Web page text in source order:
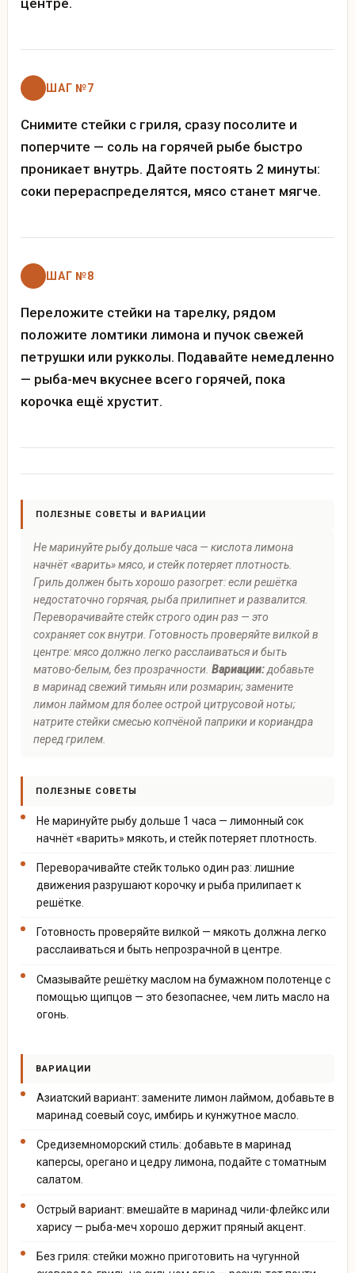
центре.
ШАГ №7
Снимите стейки с гриля, сразу посолите и
поперчите — соль на горячей рыбе быстро
проникает внутрь. Дайте постоять 2 минуты:
соки перераспределятся, мясо станет мягче.
ШАГ №8
Переложите стейки на тарелку, рядом
положите ломтики лимона и пучок свежей
петрушки или рукколы. Подавайте немедленно
— рыба-меч вкуснее всего горячей, пока
корочка ещё хрустит.
ПОЛЕЗНЫЕ СОВЕТЫ И ВАРИАЦИИ
Не маринуйте рыбу дольше часа — кислота лимона
начнёт «варить» мясо, и стейк потеряет плотность.
Гриль должен быть хорошо разогрет: если решётка
недостаточно горячая, рыба прилипнет и развалится.
Переворачивайте стейк строго один раз — это
сохраняет сок внутри. Готовность проверяйте вилкой в
центре: мясо должно легко расслаиваться и быть
матово-белым, без прозрачности. Вариации:добавьте
в маринад свежий тимьян или розмарин; замените
лимон лаймом для более острой цитрусовой ноты;
натрите стейки смесью копчёной паприки и кориандра
перед грилем.
ПОЛЕЗНЫЕ СОВЕТЫ
Не маринуйте рыбу дольше 1 часа — лимонный сок
начнёт «варить» мякоть, и стейк потеряет плотность.
Переворачивайте стейк только один раз: лишние
движения разрушают корочку и рыба прилипает к
решётке.
Готовность проверяйте вилкой — мякоть должна легко
расслаиваться и быть непрозрачной в центре.
Смазывайте решётку маслом на бумажном полотенце с
помощью щипцов — это безопаснее, чем лить масло на
огонь.
ВАРИАЦИИ
Азиатский вариант: замените лимон лаймом, добавьте в
маринад соевый соус, имбирь и кунжутное масло.
Средиземноморский стиль: добавьте в маринад
каперсы, орегано и цедру лимона, подайте с томатным
салатом.
Острый вариант: вмешайте в маринад чили-флейкс или
харису — рыба-меч хорошо держит пряный акцент.
Без гриля: стейки можно приготовить на чугунной